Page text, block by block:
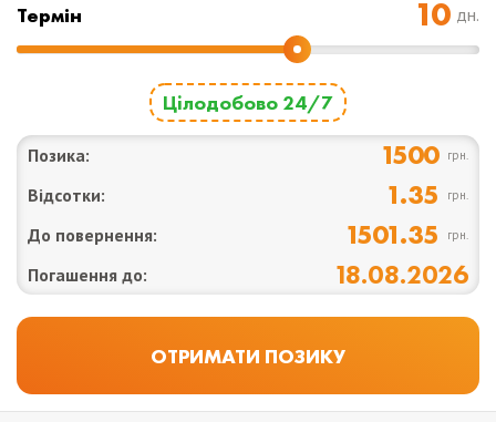
Термін дн.
Цілодобово 24/7
Позика: 1500 грн.
Відсотки: 1.35 грн.
До повернення: 1501.35 грн.
Погашення до: 18.08.2026